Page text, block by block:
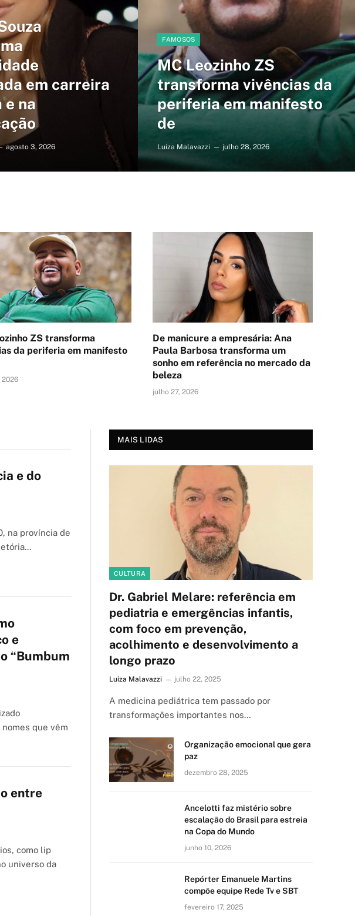
em carreira
e na
agosto 3, 2026
FAMOSOS
MC Leozinho ZS
transforma vivências da
periferia em manifesto
de
Luiza Malavazzi julho 28, 2026
ZS transforma
da periferia em manifesto
2026
De manicure a empresária: Ana
Paula Barbosa transforma um
sonho em referência no mercado da
beleza
julho 27, 2026
e do
na província de
e
“Bumbum
que vêm
entre
como lip
universo da
MAIS LIDAS
CULTURA
Dr. Gabriel Melare: referência em
pediatria e emergências infantis,
com foco em prevenção,
acolhimento e desenvolvimento a
longo prazo
Luiza Malavazzi julho 22, 2025
A medicina pediátrica tem passado por
transformações importantes nos…
Organização emocional que gera
paz
dezembro 28, 2025
Ancelotti faz mistério sobre
escalação do Brasil para estreia
na Copa do Mundo
junho 10, 2026
Repórter Emanuele Martins
compõe equipe Rede Tv e SBT
fevereiro 17, 2025